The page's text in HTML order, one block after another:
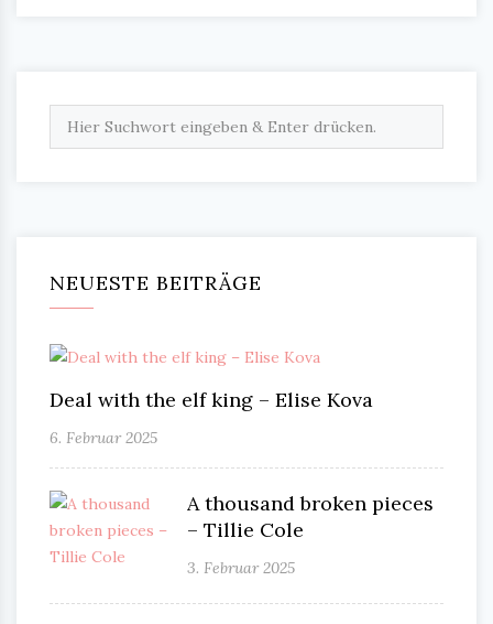
NEUESTE BEITRÄGE
Deal with the elf king – Elise Kova
6. Februar 2025
A thousand broken pieces
– Tillie Cole
3. Februar 2025